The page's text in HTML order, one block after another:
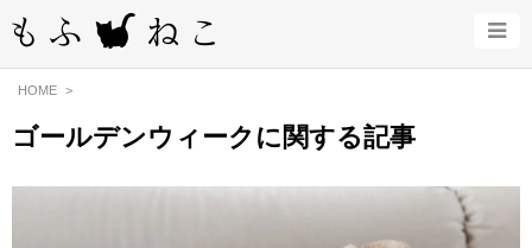
HOME
ゴールデンウィークに関する記事